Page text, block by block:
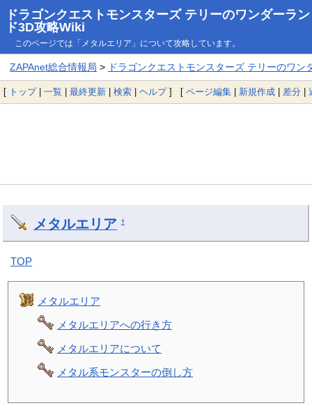
ドラゴンクエストモンスターズ テリーのワンダーラン
ド3D攻略Wiki
このページでは「メタルエリア」について攻略しています。
ZAPAnet総合情報局 > ドラゴンクエストモンスターズ テリーのワン
[ トップ| 一覧 | 最終更新 | 検索 | ヘルプ] [ ページ編集 | 新規作成 | 差分 |
メタルエリア †
TOP
メタルエリア
メタルエリアへの行き方
メタルエリアについて
メタル系モンスターの倒し方